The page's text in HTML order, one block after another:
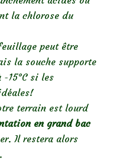
la chlorose du
peut être
la souche supporte
15°C si les
terrain est lourd
en grand bac
Il restera alors